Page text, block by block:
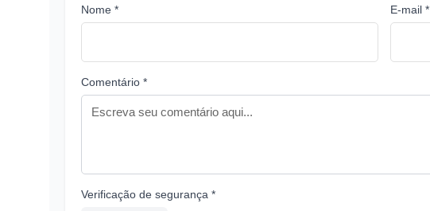
Nome * E-mail *
Comentário *
Verificação de segurança *